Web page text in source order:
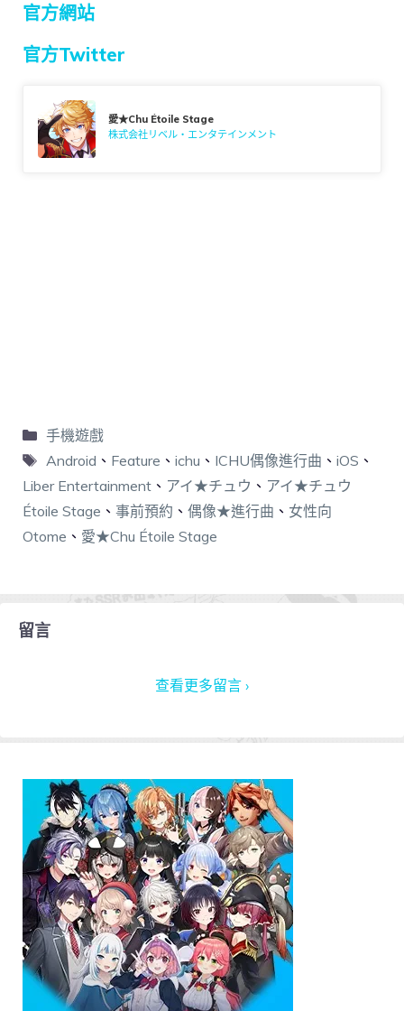
官方網站
官方Twitter
愛★Chu Étoile Stage
株式会社リベル・エンタテインメント
手機遊戲
Android 、 Feature 、 ichu 、 ICHU偶像進行曲 、 iOS 、
Liber Entertainment 、 アイ★チュウ 、 アイ★チュウ
Étoile Stage 、 事前預約 、 偶像★進行曲 、 女性向
Otome 、 愛★Chu Étoile Stage
留言
查看更多留言 ›